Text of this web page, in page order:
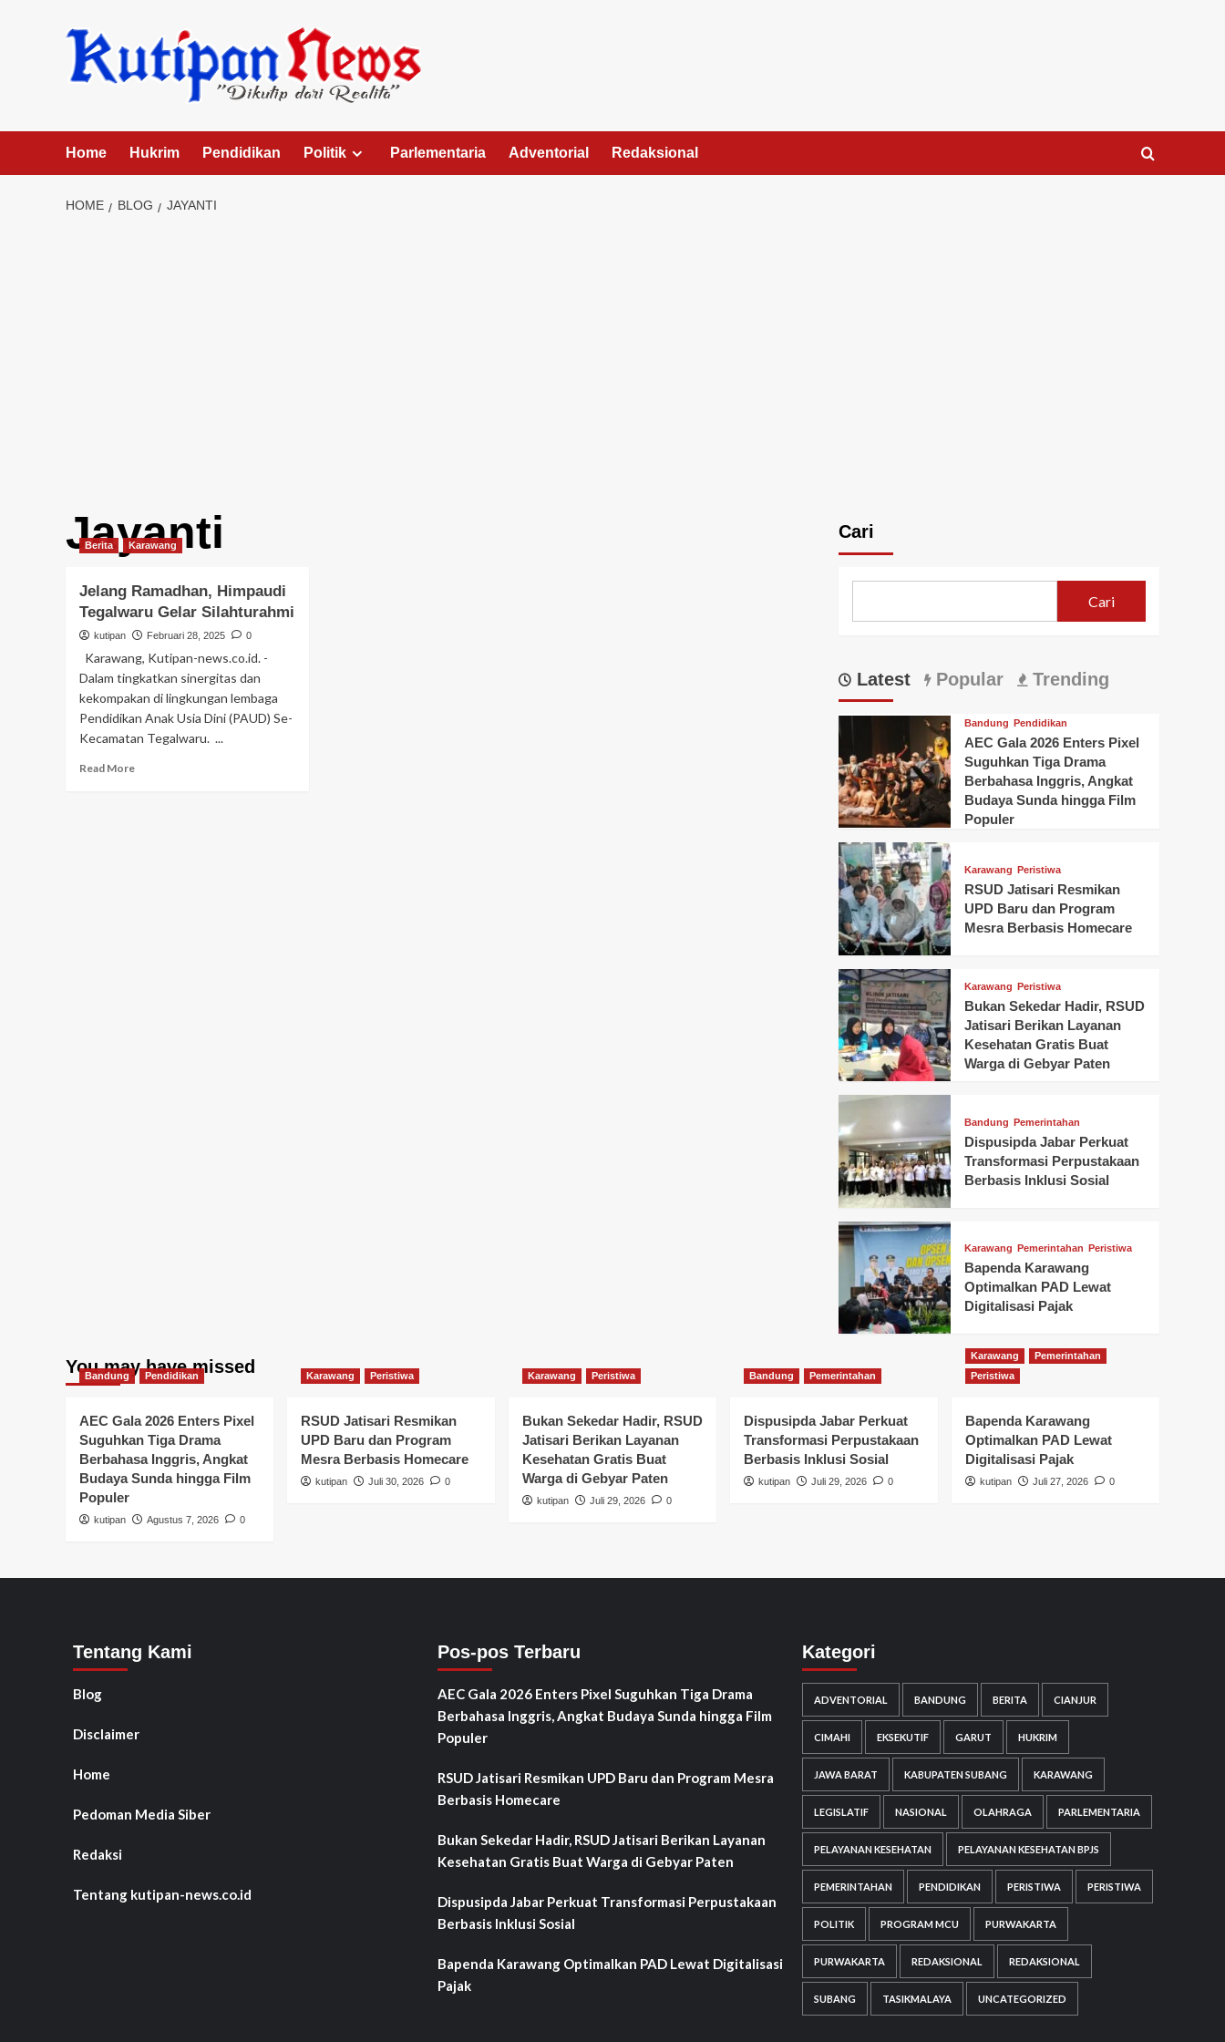
Home Hukrim Pendidikan Politik Parlementaria Adventorial Redaksional
HOME BLOG JAYANTI
Jayanti
Berita Karawang
Jelang Ramadhan, Himpaudi
Tegalwaru Gelar Silahturahmi
kutipan Februari 28, 2025 0
Karawang, Kutipan-news.co.id. -
Dalam tingkatkan sinergitas dan
kekompakan di lingkungan lembaga
Pendidikan Anak Usia Dini (PAUD) Se-
Kecamatan Tegalwaru. ...
Read MoreRead
Cari
Cari
Latest Popular Trending
Bandung Pendidikan
AEC Gala 2026 Enters Pixel
Suguhkan Tiga Drama
Berbahasa Inggris, Angkat
Budaya Sunda hingga Film
Populer
Karawang Peristiwa
RSUD Jatisari Resmikan
UPD Baru dan Program
Mesra Berbasis Homecare
Karawang Peristiwa
Bukan Sekedar Hadir, RSUD
Jatisari Berikan Layanan
Kesehatan Gratis Buat
Warga di Gebyar Paten
Bandung Pemerintahan
Dispusipda Jabar Perkuat
Transformasi Perpustakaan
Berbasis Inklusi Sosial
Karawang Pemerintahan Peristiwa
Bapenda Karawang
Optimalkan PAD Lewat
Digitalisasi Pajak
You may have missed
Bandung Pendidikan
AEC Gala 2026 Enters Pixel
Suguhkan Tiga Drama
Berbahasa Inggris, Angkat
Budaya Sunda hingga Film
Populer
kutipan Agustus 7, 2026 0
Karawang Peristiwa
RSUD Jatisari Resmikan
UPD Baru dan Program
Mesra Berbasis Homecare
kutipan Juli 30, 2026 0
Karawang Peristiwa
Bukan Sekedar Hadir, RSUD
Jatisari Berikan Layanan
Kesehatan Gratis Buat
Warga di Gebyar Paten
kutipan Juli 29, 2026 0
Bandung Pemerintahan
Dispusipda Jabar Perkuat
Transformasi Perpustakaan
Berbasis Inklusi Sosial
kutipan Juli 29, 2026 0
Karawang
Pemerintahan
Peristiwa
Bapenda Karawang
Optimalkan PAD Lewat
Digitalisasi Pajak
kutipan Juli 27, 2026 0
Tentang Kami
Blog
Disclaimer
Home
Pedoman Media Siber
Redaksi
Tentang kutipan-news.co.id
Pos-pos Terbaru
AEC Gala 2026 Enters Pixel Suguhkan Tiga Drama
Berbahasa Inggris, Angkat Budaya Sunda hingga Film
Populer
RSUD Jatisari Resmikan UPD Baru dan Program Mesra
Berbasis Homecare
Bukan Sekedar Hadir, RSUD Jatisari Berikan Layanan
Kesehatan Gratis Buat Warga di Gebyar Paten
Dispusipda Jabar Perkuat Transformasi Perpustakaan
Berbasis Inklusi Sosial
Bapenda Karawang Optimalkan PAD Lewat Digitalisasi
Pajak
Kategori
ADVENTORIAL BANDUNG BERITA CIANJUR
CIMAHI EKSEKUTIF GARUT HUKRIM
JAWA BARAT KABUPATEN SUBANG KARAWANG
LEGISLATIF NASIONAL OLAHRAGA PARLEMENTARIA
PELAYANAN KESEHATAN PELAYANAN KESEHATAN BPJS
PEMERINTAHAN PENDIDIKAN PERISTIWA PERISTIWA
POLITIK PROGRAM MCU PURWAKARTA
PURWAKARTA REDAKSIONAL REDAKSIONAL
SUBANG TASIKMALAYA UNCATEGORIZED